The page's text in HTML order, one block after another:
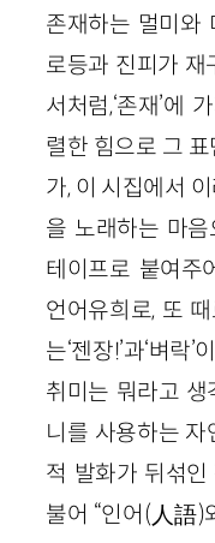
존재하는 멀미와
로등과 진피가 재
서처럼,‘존재’에
렬한 힘으로 그
가, 이 시집에서
을 노래하는 마
테이프로 붙여주
언어유희로, 또
는‘젠장!’과‘벼락
취미는 뭐라고 생
니를 사용하는 자
적 발화가 뒤섞인
불어 “인어(人語)